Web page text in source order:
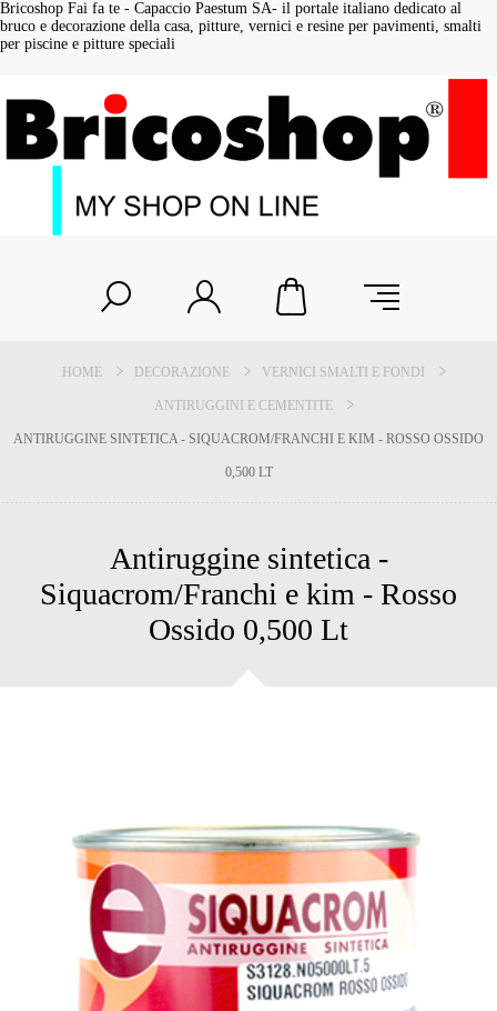
Bricoshop Fai fa te - Capaccio Paestum SA- il portale italiano dedicato al
bruco e decorazione della casa, pitture, vernici e resine per pavimenti, smalti
per piscine e pitture speciali
HOME DECORAZIONE VERNICI SMALTI E FONDI
ANTIRUGGINI E CEMENTITE
ANTIRUGGINE SINTETICA - SIQUACROM/FRANCHI E KIM - ROSSO OSSIDO
0,500 LT
Antiruggine sintetica -
Siquacrom/Franchi e kim - Rosso
Ossido 0,500 Lt